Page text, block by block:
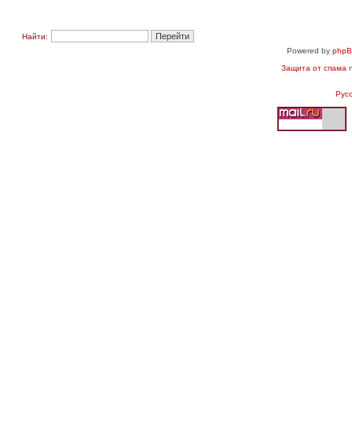
Найти:
Powered by
Защита от спама